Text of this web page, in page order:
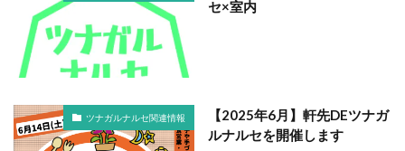
セ×室内
ツナガルナルセ関連情報
【2025年6月】軒先DEツナガ
ルナルセを開催します